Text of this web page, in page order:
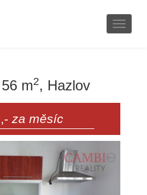
m2, Hazlov
za měsíc